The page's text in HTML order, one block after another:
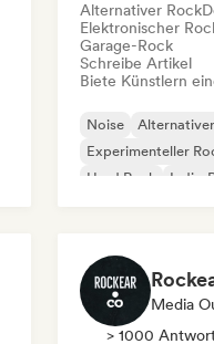
Alternativer Rock
Elektronischer
Garage-Rock
Schreibe Artikel
Biete Künstlern
Noise
Experimenteller
Hard Rock
Indie-
Media
> 1000